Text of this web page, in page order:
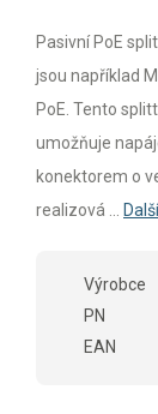
Pasivní PoE
jsou například
PoE. Tento
umožňuje
konektorem o
realizová ...
Výrobce
PN
EAN